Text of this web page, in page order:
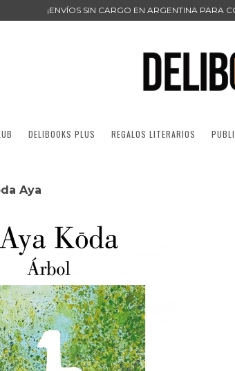
¡ENVÍOS SIN CARGO EN ARGENTINA PARA
DELIBOOKS PLUS REGALOS LITERARIOS
Aya